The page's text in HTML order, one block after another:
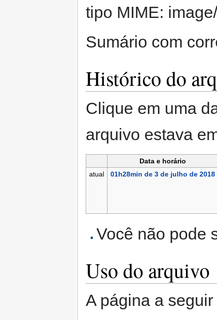
tipo MIME:
Sumário com
Histórico do
Clique em uma
arquivo estava
Data e horário
atual
01h28min de 3 de julho de 2018
Você não pode
Uso do arquivo
A página a